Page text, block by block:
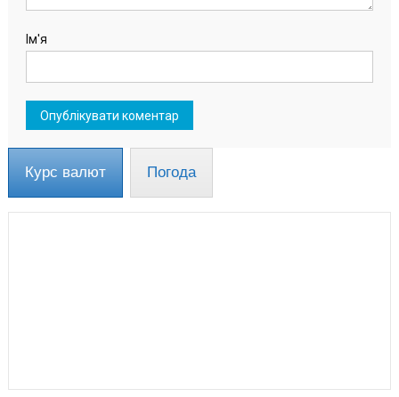
Ім'я
Курс валют Погода